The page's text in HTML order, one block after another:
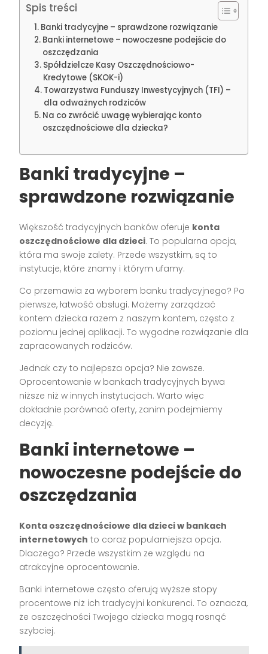
Spis treści
Banki tradycyjne – sprawdzone rozwiązanie
Banki internetowe – nowoczesne podejście do
oszczędzania
Spółdzielcze Kasy Oszczędnościowo-
Kredytowe (SKOK-i)
Towarzystwa Funduszy Inwestycyjnych (TFI) –
dla odważnych rodziców
Na co zwrócić uwagę wybierając konto
oszczędnościowe dla dziecka?
Banki tradycyjne –
sprawdzone rozwiązanie
Większość tradycyjnych banków oferuje konta
oszczędnościowe dla dzieci. To popularna opcja,
która ma swoje zalety. Przede wszystkim, są to
instytucje, które znamy i którym ufamy.
Co przemawia za wyborem banku tradycyjnego? Po
pierwsze, łatwość obsługi. Możemy zarządzać
kontem dziecka razem z naszym kontem, często z
poziomu jednej aplikacji. To wygodne rozwiązanie dla
zapracowanych rodziców.
Jednak czy to najlepsza opcja? Nie zawsze.
Oprocentowanie w bankach tradycyjnych bywa
niższe niż w innych instytucjach. Warto więc
dokładnie porównać oferty, zanim podejmiemy
decyzję.
Banki internetowe –
nowoczesne podejście do
oszczędzania
Konta oszczędnościowe dla dzieci w bankach
internetowych to coraz popularniejsza opcja.
Dlaczego? Przede wszystkim ze względu na
atrakcyjne oprocentowanie.
Banki internetowe często oferują wyższe stopy
procentowe niż ich tradycyjni konkurenci. To oznacza,
że oszczędności Twojego dziecka mogą rosnąć
szybciej.